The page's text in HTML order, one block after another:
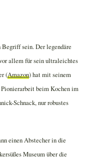
Begriff sein. Der legendäre
allem für sein ultraleichtes
(Amazon) hat mit seinem
beim Kochen im
Schnack, nur robustes
einen Abstecher in die
Museum über die